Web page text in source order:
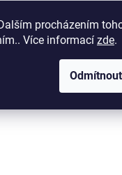
procházením
Více informací zde.
Odmítnout
s.r.o., a do zásilky